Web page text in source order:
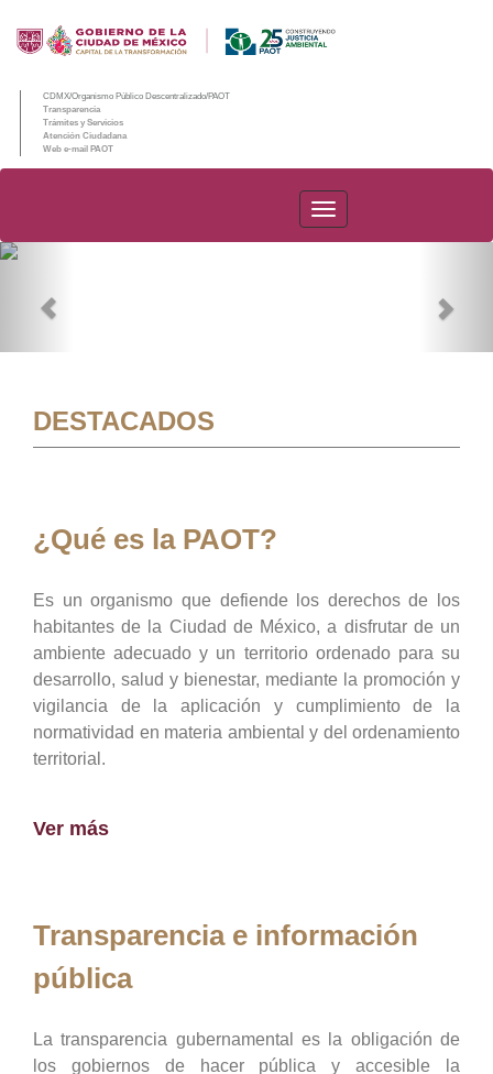
CDMX/Organismo Público Descentralizado/PAOT
Transparencia
Trámites y Servicios
Atención Ciudadana
Web e-mail PAOT
PAOT
DESTACADOS
¿Qué es la PAOT?
Es un organismo que defiende los derechos de los
habitantes de la Ciudad de México, a disfrutar de un
ambiente adecuado y un territorio ordenado para su
desarrollo, salud y bienestar, mediante la promoción y
vigilancia de la aplicación y cumplimiento de la
normatividad en materia ambiental y del ordenamiento
territorial.
Ver más
Transparencia e información
pública
La transparencia gubernamental es la obligación de
los gobiernos de hacer pública y accesible la